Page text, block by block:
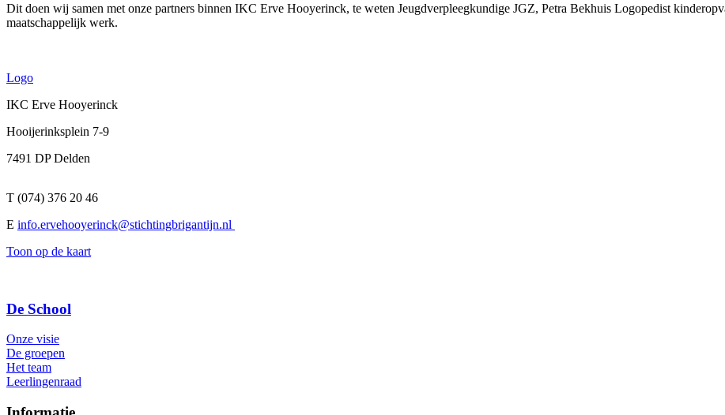
Dit doen wij samen met onze partners binnen IKC Erve Hooyerinck, te weten Jeugdverpleegkundige JGZ, Petra Bekhuis Logopedist
maatschappelijk werk.
Logo
IKC Erve Hooyerinck
Hooijerinksplein 7-9
7491 DP Delden
T (074) 376 20 46
E info.ervehooyerinck@stichtingbrigantijn.nl
Toon op de kaart
De School
Onze visie
De groepen
Het team
Leerlingenraad